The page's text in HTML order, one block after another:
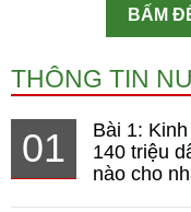
BẤM
THÔNG TIN
01
Bài 1:
140 triệu
nào cho